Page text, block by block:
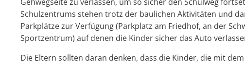
Schulzentrums stehen trotz der baulichen Aktivitäten und
Parkplätze zur Verfügung (Parkplatz am Friedhof, an der
Sportzentrum) auf denen die Kinder sicher das Auto
Die Eltern sollten daran denken, dass die Kinder, die mit